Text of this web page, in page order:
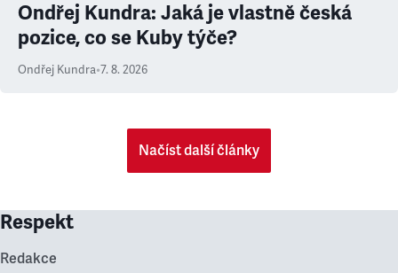
Ondřej Kundra: Jaká je vlastně česká
pozice, co se Kuby týče?
Ondřej Kundra•7. 8. 2026
Načíst další články
Respekt
Redakce